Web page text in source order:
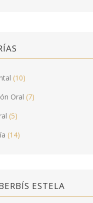
(10)
Oral (7)
(5)
(14)
ESTELA